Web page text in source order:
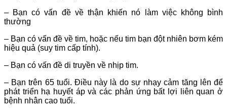
– Bạn có vấn đề về thận khiến nó làm việc không bình
thường
– Bạn có vấn đề về tim, hoặc nếu tim bạn đột nhiên bơm kém
hiệu quả (suy tim cấp tính).
– Bạn có vấn đề di truyền về nhịp tim.
– Bạn trên 65 tuổi. Điều này là do sự nhạy cảm tăng lên để
phát triển hạ huyết áp và các phản ứng bất lợi liên quan ở
bệnh nhân cao tuổi.